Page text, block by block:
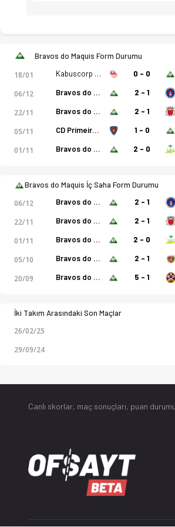
Bravos do Maquis Form Durumu
18/01 Kabuscorp SCP 0 - 0
06/12 Bravos do Maquis 2 - 1
22/11 Bravos do Maquis 2 - 1
05/11 CD Primeiro de Agosto 1 - 0
01/11 Bravos do Maquis 2 - 0
Bravos do Maquis İç Saha Form Durumu
06/12 Bravos do Maquis 2 - 1
22/11 Bravos do Maquis 2 - 1
01/11 Bravos do Maquis 2 - 0
05/10 Bravos do Maquis 2 - 1
20/09 Bravos do Maquis 5 - 1
İki Takım Arasındaki Son Maçlar
26/02/25
29/09/24
Canlı skorlar, maç sonuçları, puan